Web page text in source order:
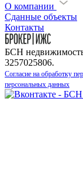
О компании
Сданные объекты
Контакты
БСН
3257025806.
Согласие на обработку
персональных данных